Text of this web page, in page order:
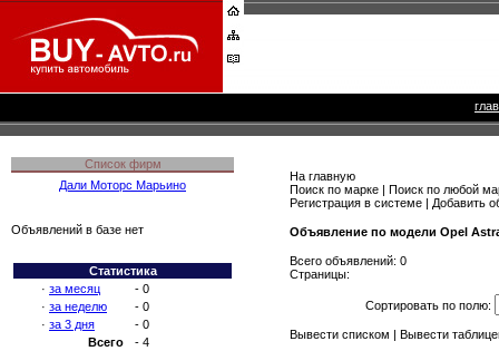
Список фирм
Дали Моторс Марьино
Объявлений в базе нет
Статистика
· за месяц
- 0
· за неделю
- 0
· за 3 дня
- 0
Всего
- 4
На главную
Поиск по марке | Поиск по любой
Регистрация в системе | Добавить
Объявление по модели Opel
Всего объявлений: 0
Страницы:
Сортировать по полю:
Вывести списком Вывести